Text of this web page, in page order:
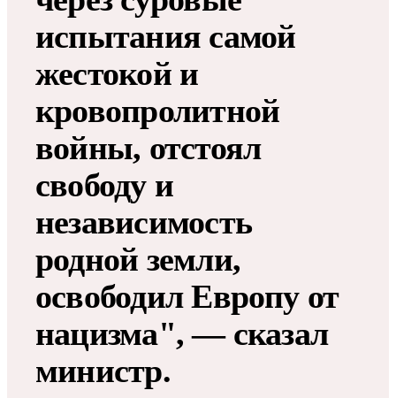
испытания самой
жестокой и
кровопролитной
войны, отстоял
свободу и
независимость
родной земли,
освободил Европу от
нацизма", — сказал
министр.